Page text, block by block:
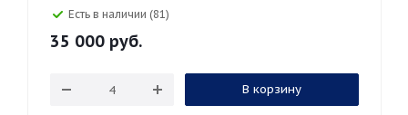
Есть в наличии (81)
35 000 руб.
В корзину